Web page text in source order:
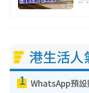
港生活人
1